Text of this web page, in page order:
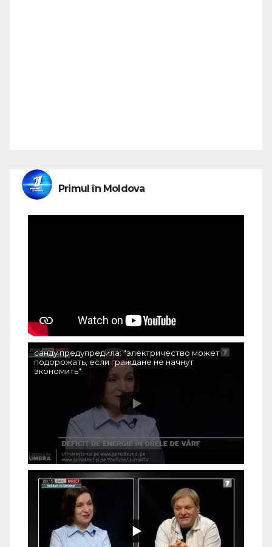
Primul în Moldova
санду предупредила: "электричество может
подорожать, если граждане не начнут
экономить"